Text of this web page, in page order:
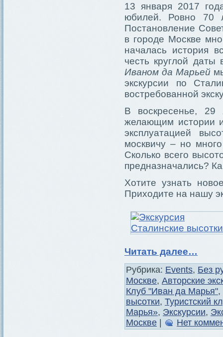
13 января 2017
юбилей. Ровно 70
Постановление
в городе Москве
началась история
честь круглой даты
Иваном да Марьей
экскурсии по
востребованной
В воскресенье,
желающим истории
эксплуатацией
москвичу – но
Сколько всего
предназначались?
Хотите узнать
Приходите на нашу
Читать далее…
Рубрика: Events, Без
Москве, Авторские
Клуб "Иван да Марья",
высотки, Туристский
Марья», Экскурсии,
Москве | Нет